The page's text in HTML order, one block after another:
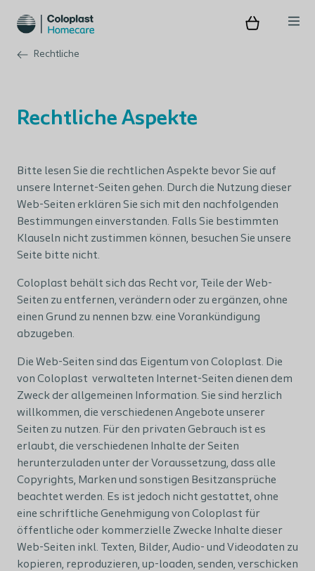
Rechtliche
Rechtliche Aspekte
Bitte lesen Sie die rechtlichen Aspekte bevor Sie auf
unsere Internet-Seiten gehen. Durch die Nutzung dieser
Web-Seiten erklären Sie sich mit den nachfolgenden
Bestimmungen einverstanden. Falls Sie bestimmten
Klauseln nicht zustimmen können, besuchen Sie unsere
Seite bitte nicht.
Coloplast behält sich das Recht vor, Teile der Web-
Seiten zu entfernen, verändern oder zu ergänzen, ohne
einen Grund zu nennen bzw. eine Vorankündigung
abzugeben.
Die Web-Seiten sind das Eigentum von Coloplast. Die
von Coloplast verwalteten Internet-Seiten dienen dem
Zweck der allgemeinen Information. Sie sind herzlich
willkommen, die verschiedenen Angebote unserer
Seiten zu nutzen. Für den privaten Gebrauch ist es
erlaubt, die verschiedenen Inhalte der Seiten
herunterzuladen unter der Voraussetzung, dass alle
Copyrights, Marken und sonstigen Besitzansprüche
beachtet werden. Es ist jedoch nicht gestattet, ohne
eine schriftliche Genehmigung von Coloplast für
öffentliche oder kommerzielle Zwecke Inhalte dieser
Web-Seiten inkl. Texten, Bilder, Audio- und Videodaten zu
kopieren, reproduzieren, up-loaden, senden, verschicken